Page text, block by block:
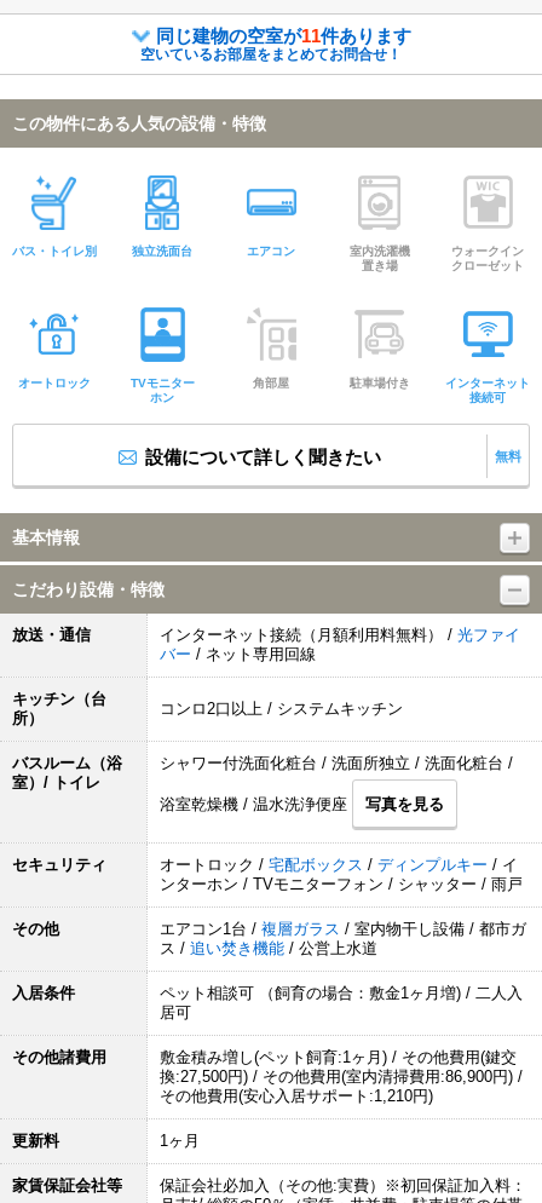
同じ建物の空室が11件あります
空いているお部屋をまとめてお問合せ！
この物件にある人気の設備・特徴
バス・トイレ別 独立洗面台 エアコン
室内洗濯機
置き場
ウォークイン
クローゼット
オートロック
TVモニター
ホン
角部屋 駐車場付き
インターネット
接続可
設備について詳しく聞きたい 無料
基本情報
こだわり設備・特徴
放送・通信 インターネット接続（月額利用料無料） / 光ファイ
バー / ネット専用回線
キッチン（台
所）
コンロ2口以上 / システムキッチン
バスルーム（浴
室）/ トイレ
シャワー付洗面化粧台 / 洗面所独立 / 洗面化粧台 /
浴室乾燥機 / 温水洗浄便座 写真を見る
セキュリティ オートロック / 宅配ボックス / ディンプルキー / イ
ンターホン / TVモニターフォン / シャッター / 雨戸
その他 エアコン1台 / 複層ガラス / 室内物干し設備 / 都市ガ
ス / 追い焚き機能 / 公営上水道
入居条件
ペット相談可 （飼育の場合：敷金1ヶ月増) / 二人入
居可
その他諸費用
敷金積み増し(ペット飼育:1ヶ月) / その他費用(鍵交
換:27,500円) / その他費用(室内清掃費用:86,900円) /
その他費用(安心入居サポート:1,210円)
更新料 1ヶ月
家賃保証会社等
保証会社必加入（その他:実費）※初回保証加入料：